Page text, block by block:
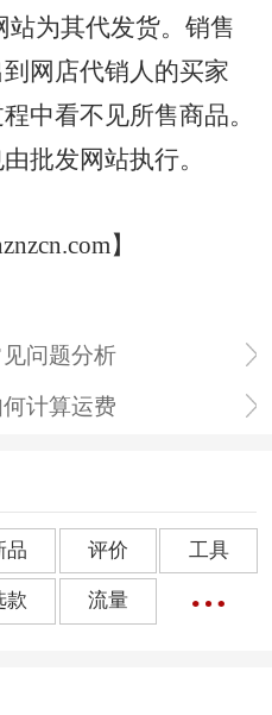
站为其代发货。销售
网店代销人的买家
中看不见所售商品。
批发网站执行。
】
问题分析
计算运费
品 评价 工具
款 流量